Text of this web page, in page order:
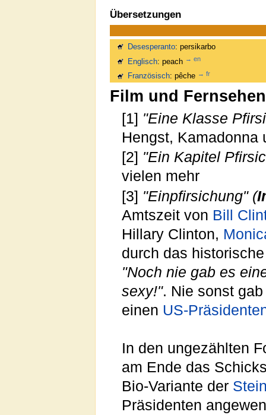
Übersetzungen
Desesperanto: persikarbo
Englisch: peach → en
Französisch: pêche → fr
Film und
[1] "Eine Klasse
Hengst, Kamadonna
[2] "Ein Kapitel
vielen mehr
[3] "Einpfirsichung" (
Amtszeit von Bill
Hillary Clinton,
durch das
"Noch nie gab es
sexy!". Nie sonst
einen US-
In den ungezählten
am Ende das
Bio-Variante der
Präsidenten